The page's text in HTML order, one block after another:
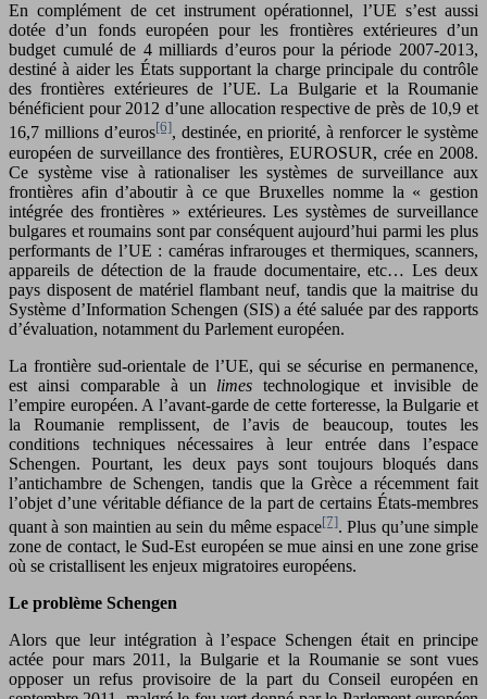
En complément de cet instrument opérationnel, l’UE s’est aussi
dotée d’un fonds européen pour les frontières extérieures d’un
budget cumulé de 4 milliards d’euros pour la période 2007-2013,
destiné à aider les États supportant la charge principale du contrôle
des frontières extérieures de l’UE. La Bulgarie et la Roumanie
bénéficient pour 2012 d’une allocation respective de près de 10,9 et
16,7 millions d’euros[6], destinée, en priorité, à renforcer le système
européen de surveillance des frontières, EUROSUR, crée en 2008.
Ce système vise à rationaliser les systèmes de surveillance aux
frontières afin d’aboutir à ce que Bruxelles nomme la « gestion
intégrée des frontières » extérieures. Les systèmes de surveillance
bulgares et roumains sont par conséquent aujourd’hui parmi les plus
performants de l’UE : caméras infrarouges et thermiques, scanners,
appareils de détection de la fraude documentaire, etc… Les deux
pays disposent de matériel flambant neuf, tandis que la maitrise du
Système d’Information Schengen (SIS) a été saluée par des rapports
d’évaluation, notamment du Parlement européen.
La frontière sud-orientale de l’UE, qui se sécurise en permanence,
est ainsi comparable à un limes technologique et invisible de
l’empire européen. A l’avant-garde de cette forteresse, la Bulgarie et
la Roumanie remplissent, de l’avis de beaucoup, toutes les
conditions techniques nécessaires à leur entrée dans l’espace
Schengen. Pourtant, les deux pays sont toujours bloqués dans
l’antichambre de Schengen, tandis que la Grèce a récemment fait
l’objet d’une véritable défiance de la part de certains États-membres
quant à son maintien au sein du même espace[7]. Plus qu’une simple
zone de contact, le Sud-Est européen se mue ainsi en une zone grise
où se cristallisent les enjeux migratoires européens.
Le problème Schengen
Alors que leur intégration à l’espace Schengen était en principe
actée pour mars 2011, la Bulgarie et la Roumanie se sont vues
opposer un refus provisoire de la part du Conseil européen en